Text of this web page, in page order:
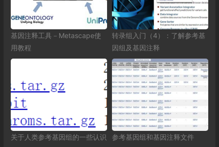
基因注释工具－Metascape使
用教程
转录组入门（4）：了解参考基
因组及基因注释
关于人类参考基因组的一些认识 参考基因组和基因注释文件